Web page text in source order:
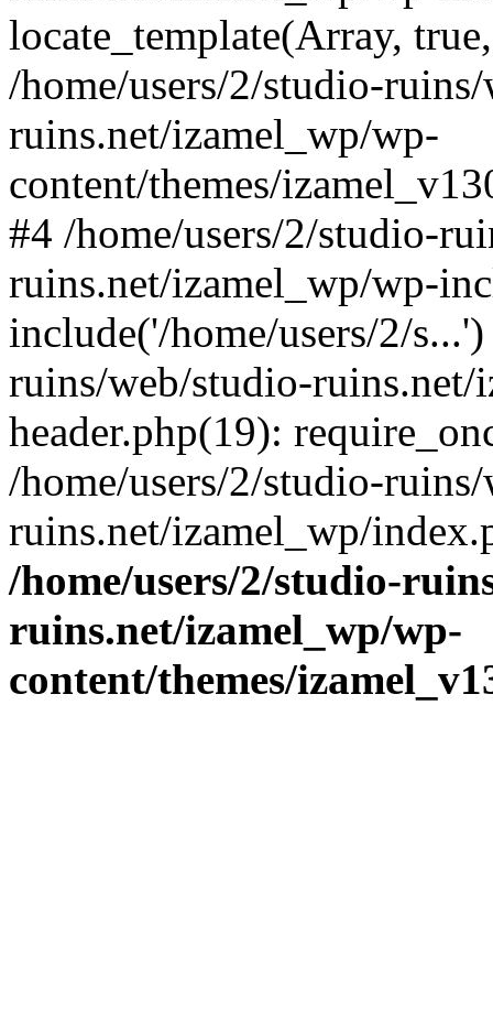
locate_template(Array,
/home/users/2/studio-
ruins.net/izamel_wp/wp-
content/themes/
#4 /home/users/2/studio-
ruins.net/izamel_wp/wp-
include('/home/users/2/
ruins/web/studio-
header.php(19):
/home/users/2/studio-
ruins.net/izamel_wp/
/home/users/2/studio-
ruins.net/izamel_wp/wp-
content/themes/